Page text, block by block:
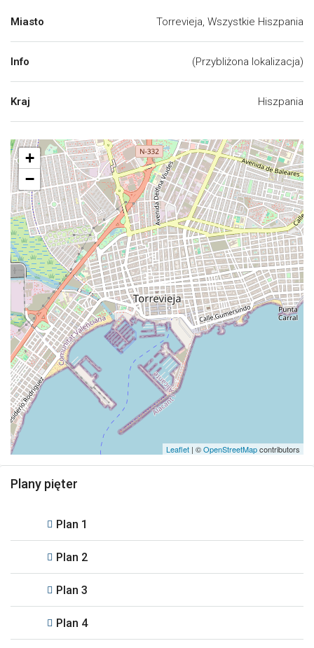
Miasto Torrevieja, Wszystkie Hiszpania
Info (Przybliżona lokalizacja)
Kraj Hiszpania
+
−
Leaflet | ©OpenStreetMapcontributors
Plany pięter
Plan 1
Plan 2
Plan 3
Plan 4